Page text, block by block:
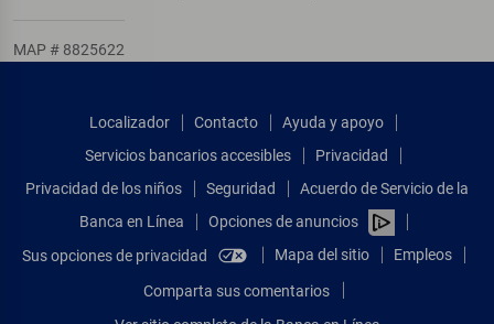
MAP # 8825622
Localizador Contacto
Ayuda y apoyo
Servicios bancarios accesibles
Privacidad
Privacidad de los niños
Seguridad
Acuerdo de Servicio de la
Banca en Línea
Opciones de anuncios
Sus opciones de privacidad
Mapa del sitio Empleos
Comparta sus comentarios